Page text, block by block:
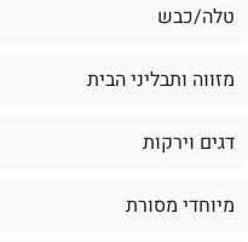
טלה/כבש
מזווה ותבליני הבית
דגים וירקות
מיוחדי מסורת